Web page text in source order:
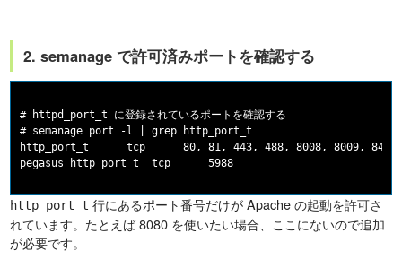
2. semanage で許可済みポートを確認する
# httpd_port_t に登録されているポートを確認する
# semanage port -l | grep http_port_t
http_port_t      tcp      80, 81, 443, 488, 8008, 8009, 8443,
http_port_t 行にあるポート番号だけが Apache の起動を許可さ
れています。たとえば 8080 を使いたい場合、ここにないので追加
が必要です。